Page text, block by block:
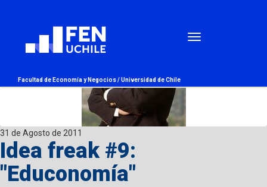
Facultad de Economía y Negocios /Universidad de Chile
31 de Agosto de 2011
Idea freak #9:
"Educonomía"